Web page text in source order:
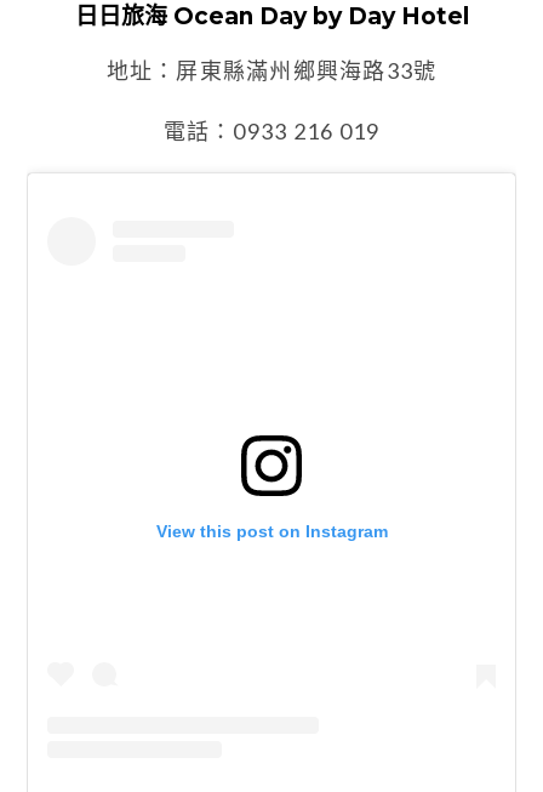
日日旅海 Ocean Day by Day Hotel
地址：屏東縣滿州鄉興海路33號
電話：0933 216 019
View this post on Instagram